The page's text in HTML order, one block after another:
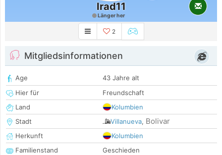
Irad11
Länger her
2
Mitgliedsinformationen
Age
43 Jahre alt
Hier für
Freundschaft
Land
Kolumbien
Stadt
Villanueva, Bolivar
Herkunft
Kolumbien
Familienstand
Geschieden